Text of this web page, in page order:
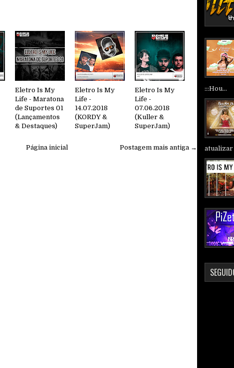
Eletro Is My
Life - Maratona
de Suportes 01
(Lançamentos
& Destaques)
Eletro Is My
Life -
14.07.2018
(KORDY &
SuperJam)
Eletro Is My
Life -
07.06.2018
(Kuller &
SuperJam)
Postagem mais antiga →
Página inicial
:::Hou...
atualizar